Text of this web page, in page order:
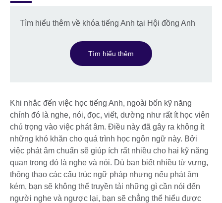
Tìm hiểu thêm về khóa tiếng Anh tại Hội đồng Anh
Tìm hiểu thêm
Khi nhắc đến việc học tiếng Anh, ngoài bốn kỹ năng
chính đó là nghe, nói, đọc, viết, dường như rất ít học viên
chú trọng vào việc phát âm. Điều này đã gây ra không ít
những khó khăn cho quá trình học ngôn ngữ này. Bởi
việc phát âm chuẩn sẽ giúp ích rất nhiều cho hai kỹ năng
quan trọng đó là nghe và nói. Dù bạn biết nhiều từ vựng,
thông thạo các cấu trúc ngữ pháp nhưng nếu phát âm
kém, bạn sẽ không thể truyền tải những gì cần nói đến
người nghe và ngược lại, bạn sẽ chẳng thể hiểu được